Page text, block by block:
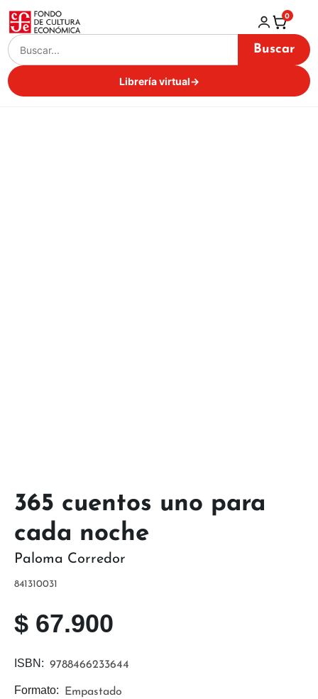
Buscar
Librería virtual→
0
Formato: Empastado
ISBN: 9788466233644
$ 67.900
841310031
Paloma Corredor
365 cuentos uno para
cada noche